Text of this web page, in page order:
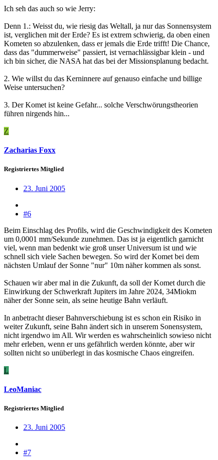
Ich seh das auch so wie Jerry:
Denn 1.: Weisst du, wie riesig das Weltall, ja nur das Sonnensystem
ist, verglichen mit der Erde? Es ist extrem schwierig, da oben einen
Kometen so abzulenken, dass er jemals die Erde trifft! Die Chance,
dass das "dummerweise" passiert, ist vernachlässigbar klein - und
ich bin sicher, die NASA hat das bei der Missionsplanung bedacht.
2. Wie willst du das Kerninnere auf genauso einfache und billige
Weise untersuchen?
3. Der Komet ist keine Gefahr... solche Verschwörungstheorien
führen nirgends hin...
Z
Zacharias Foxx
Registriertes Mitglied
23. Juni 2005
#6
Beim Einschlag des Profils, wird die Geschwindigkeit des Kometen
um 0,0001 mm/Sekunde zunehmen. Das ist ja eigentlich garnicht
viel, wenn man bedenkt wie groß unser Universum ist und wie
schnell sich viele Sachen bewegen. So wird der Komet bei dem
nächsten Umlauf der Sonne "nur" 10m näher kommen als sonst.
Schauen wir aber mal in die Zukunft, da soll der Komet durch die
Einwirkung der Schwerkraft Jupiters im Jahre 2024, 34Miokm
näher der Sonne sein, als seine heutige Bahn verläuft.
In anbetracht dieser Bahnverschiebung ist es schon ein Risiko in
weiter Zukunft, seine Bahn ändert sich in unserem Sonensystem,
nicht irgendwo im All. Wir werden es wahrscheinlich sowieso nicht
mehr erleben, wenn er uns gefährlich werden könnte, aber wir
sollten nicht so unüberlegt in das kosmische Chaos eingreifen.
L
LeoManiac
Registriertes Mitglied
23. Juni 2005
#7